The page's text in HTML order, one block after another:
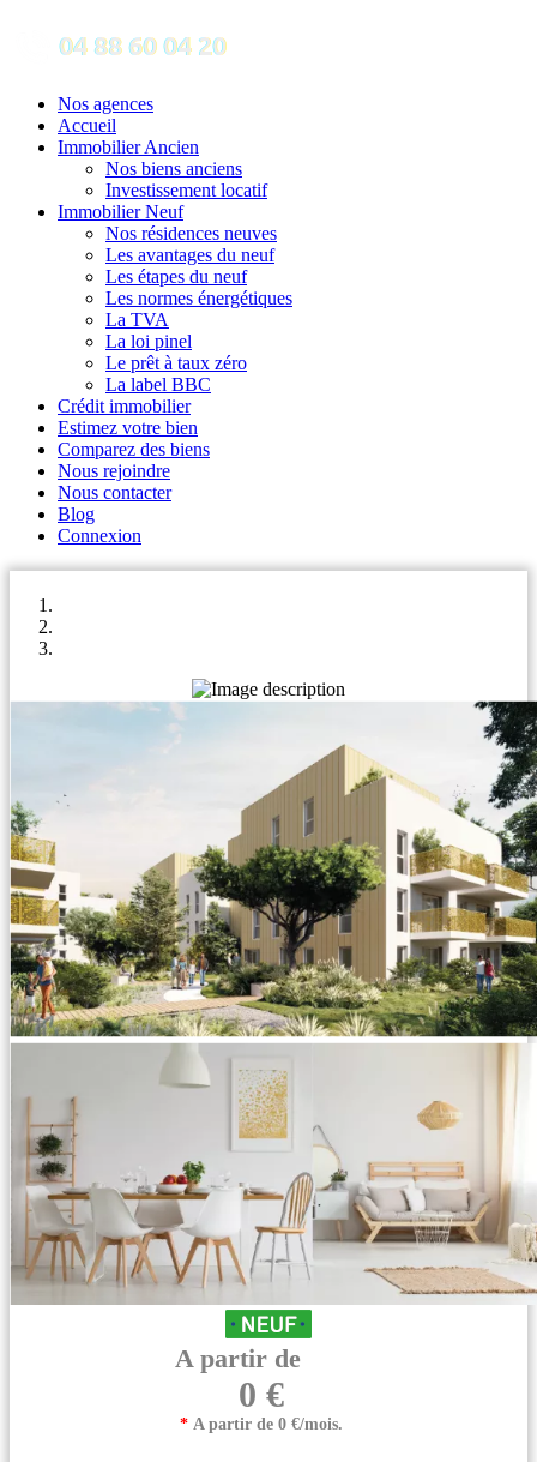
Nos agences
Accueil
Immobilier Ancien
Nos biens anciens
Investissement locatif
Immobilier Neuf
Nos résidences neuves
Les avantages du neuf
Les étapes du neuf
Les normes énergétiques
La TVA
La loi pinel
Le prêt à taux zéro
La label BBC
Crédit immobilier
Estimez votre bien
Comparez des biens
Nous rejoindre
Nous contacter
Blog
Connexion
A partir de
0 €
* A partir de 0 €/mois.